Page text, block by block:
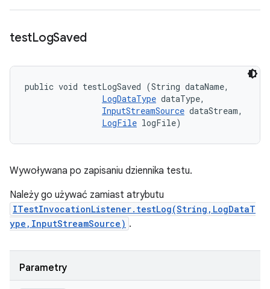
testLogSaved
public void testLogSaved (String dataName,
LogDataType dataType,
InputStreamSource dataStream,
LogFile logFile)
Wywoływana po zapisaniu dziennika testu.
Należy go używać zamiast atrybutu
ITestInvocationListener.testLog(String,LogDataT
ype,InputStreamSource) .
Parametry